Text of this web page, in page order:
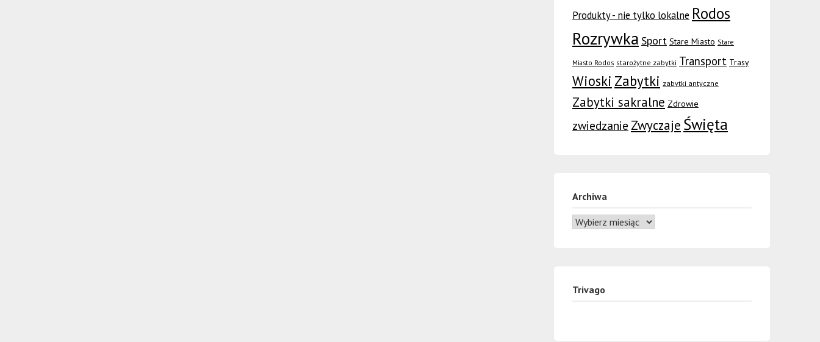
Produkty - nie tylko lokalne Rodos
Rozrywka Sport Stare Miasto Stare
Miasto Rodos starożytne zabytki Transport Trasy
Wioski Zabytki zabytki antyczne
Zabytki sakralne Zdrowie
zwiedzanie Zwyczaje Święta
Archiwa
Trivago